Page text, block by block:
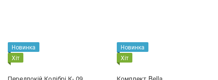
Новинка
Хіт
Новинка
Хіт